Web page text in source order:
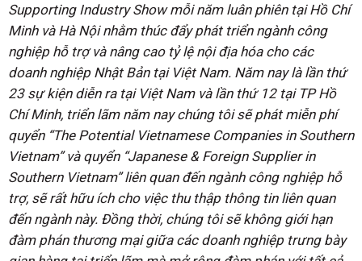
Supporting Industry Show mỗi năm luân phiên tại Hồ Chí
Minh và Hà Nội nhằm thúc đẩy phát triển ngành công
nghiệp hỗ trợ và nâng cao tỷ lệ nội địa hóa cho các
doanh nghiệp Nhật Bản tại Việt Nam. Năm nay là lần thứ
23 sự kiện diễn ra tại Việt Nam và lần thứ 12 tại TP Hồ
Chí Minh, triển lãm năm nay chúng tôi sẽ phát miễn phí
quyển “The Potential Vietnamese Companies in Southern
Vietnam” và quyển “Japanese & Foreign Supplier in
Southern Vietnam” liên quan đến ngành công nghiệp hỗ
trợ, sẽ rất hữu ích cho việc thu thập thông tin liên quan
đến ngành này. Đồng thời, chúng tôi sẽ không giới hạn
đàm phán thương mại giữa các doanh nghiệp trưng bày